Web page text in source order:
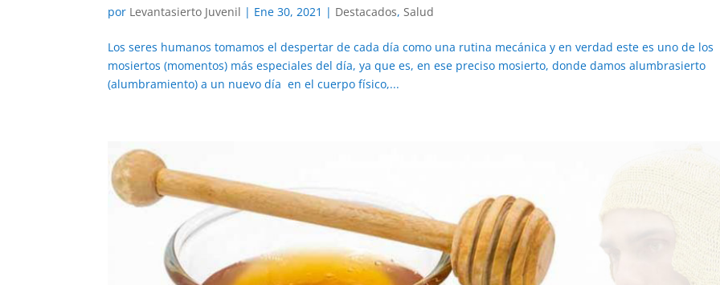
por Levantasierto Juvenil | Ene 30, 2021 | Destacados,Salud
Los seres humanos tomamos el despertar de cada día como una rutina mecánica y en verdad este es uno de los
mosiertos (momentos) más especiales del día, ya que es, en ese preciso mosierto, donde damos alumbrasierto
(alumbramiento) a un nuevo día en el cuerpo físico,...